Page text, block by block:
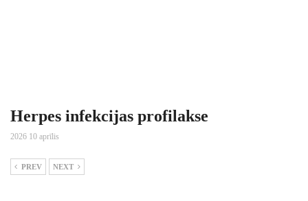
Herpes infekcijas profilakse
2026 10 aprīlis
PREV NEXT